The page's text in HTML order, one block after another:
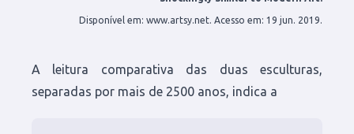
Disponível em: www.artsy.net. Acesso em: 19 jun. 2019.
A leitura comparativa das duas esculturas,
separadas por mais de 2500 anos, indica a